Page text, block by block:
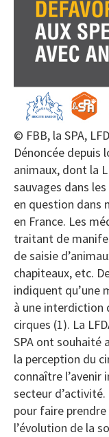
© FBB, la SPA,
Dénoncée depuis
animaux, dont la
sauvages dans
en question dans
en France. Les
traitant de
de saisie
chapiteaux, etc.
indiquent qu’une
à une interdiction
cirques (1). La
SPA ont souhaité
la perception du
connaître l’avenir
secteur
pour faire
l’évolution de la